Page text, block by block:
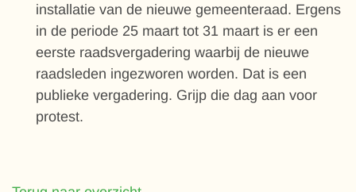
installatie van de nieuwe gemeenteraad. Ergens
in de periode 25 maart tot 31 maart is er een
eerste raadsvergadering waarbij de nieuwe
raadsleden ingezworen worden. Dat is een
publieke vergadering. Grijp die dag aan voor
protest.